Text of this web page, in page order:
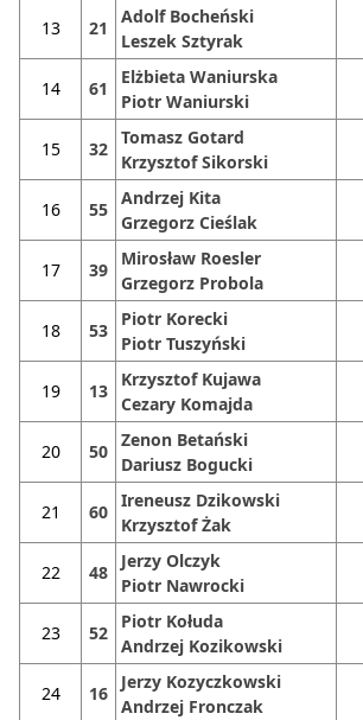
13 21
Adolf Bocheński
Leszek Sztyrak
14 61
Elżbieta Waniurska
Piotr Waniurski
15 32
Tomasz Gotard
Krzysztof Sikorski
16 55
Andrzej Kita
Grzegorz Cieślak
17 39
Mirosław Roesler
Grzegorz Probola
18 53
Piotr Korecki
Piotr Tuszyński
19 13
Krzysztof Kujawa
Cezary Komajda
20 50
Zenon Betański
Dariusz Bogucki
21 60
Ireneusz Dzikowski
Krzysztof Żak
22 48
Jerzy Olczyk
Piotr Nawrocki
23 52
Piotr Kołuda
Andrzej Kozikowski
24 16
Jerzy Kozyczkowski
Andrzej Fronczak